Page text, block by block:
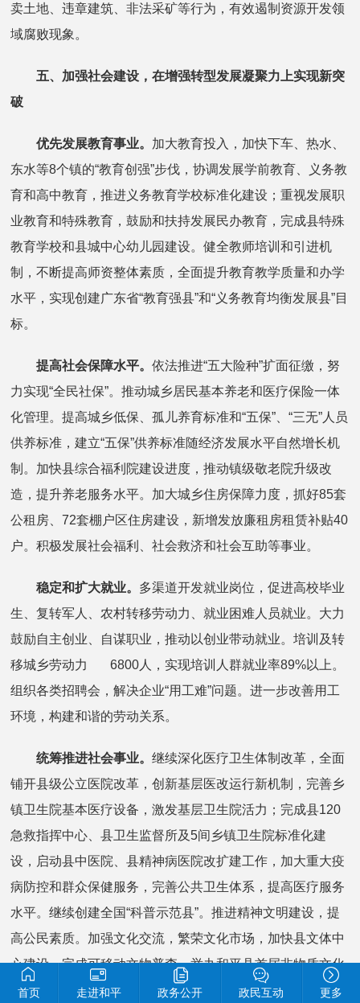
卖土地、违章建筑、非法采矿等行为，有效遏制资源开发领
域腐败现象。
五、加强社会建设，在增强转型发展凝聚力上实现新突
破
优先发展教育事业。 加大教育投入，加快下车、热水、
东水等8个镇的“教育创强”步伐，协调发展学前教育、义务教
育和高中教育，推进义务教育学校标准化建设；重视发展职
业教育和特殊教育，鼓励和扶持发展民办教育，完成县特殊
教育学校和县城中心幼儿园建设。健全教师培训和引进机
制，不断提高师资整体素质，全面提升教育教学质量和办学
水平，实现创建广东省“教育强县”和“义务教育均衡发展县”目
标。
提高社会保障水平。依法推进“五大险种”扩面征缴，努
力实现“全民社保”。推动城乡居民基本养老和医疗保险一体
化管理。提高城乡低保、孤儿养育标准和“五保”、“三无”人员
供养标准，建立“五保”供养标准随经济发展水平自然增长机
制。加快县综合福利院建设进度，推动镇级敬老院升级改
造，提升养老服务水平。加大城乡住房保障力度，抓好85套
公租房、72套棚户区住房建设，新增发放廉租房租赁补贴40
户。积极发展社会福利、社会救济和社会互助等事业。
稳定和扩大就业。 多渠道开发就业岗位，促进高校毕业
生、复转军人、农村转移劳动力、就业困难人员就业。大力
鼓励自主创业、自谋职业，推动以创业带动就业。培训及转
移城乡劳动力 6800人，实现培训人群就业率89%以上。
组织各类招聘会，解决企业“用工难”问题。进一步改善用工
环境，构建和谐的劳动关系。
统筹推进社会事业。继续深化医疗卫生体制改革，全面
铺开县级公立医院改革，创新基层医改运行新机制，完善乡
镇卫生院基本医疗设备，激发基层卫生院活力；完成县120
急救指挥中心、县卫生监督所及5间乡镇卫生院标准化建
设，启动县中医院、县精神病医院改扩建工作，加大重大疫
病防控和群众保健服务，完善公共卫生体系，提高医疗服务
水平。继续创建全国“科普示范县”。推进精神文明建设，提
高公民素质。加强文化交流，繁荣文化市场，加快县文体中
心建设，完成可移动文物普查，举办和平县首届非物质文化
遗产节。深入开展全民健身运动，抓好城乡体育场馆设施建
首页 走进和平 政务公开 政民互动 更多